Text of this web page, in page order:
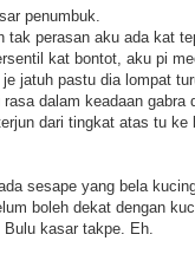
penumbuk.
tak perasan aku ada kat
kat bontot, aku pi
jatuh pastu dia lompat
rasa dalam keadaan gabra
dari tingkat atas tu
sesape yang bela
boleh dekat dengan
kasar takpe. Eh.